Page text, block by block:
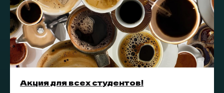
Акция для всех студентов!